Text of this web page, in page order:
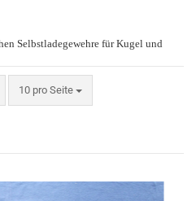
Selbstladegewehre für Kugel und
10 pro Seite